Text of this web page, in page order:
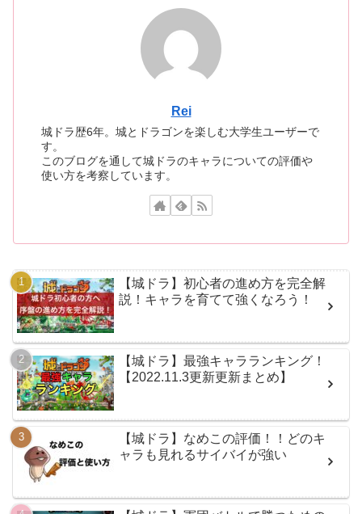
Rei
城ドラ歴6年。城とドラゴンを楽しむ大学生ユーザーで
す。
このブログを通して城ドラのキャラについての評価や
使い方を考察しています。
【城ドラ】初心者の進め方を完全解
説！キャラを育てて強くなろう！
【城ドラ】最強キャラランキング！
【2022.11.3更新更新まとめ】
【城ドラ】なめこの評価！！どのキ
ャラも見れるサイバイが強い